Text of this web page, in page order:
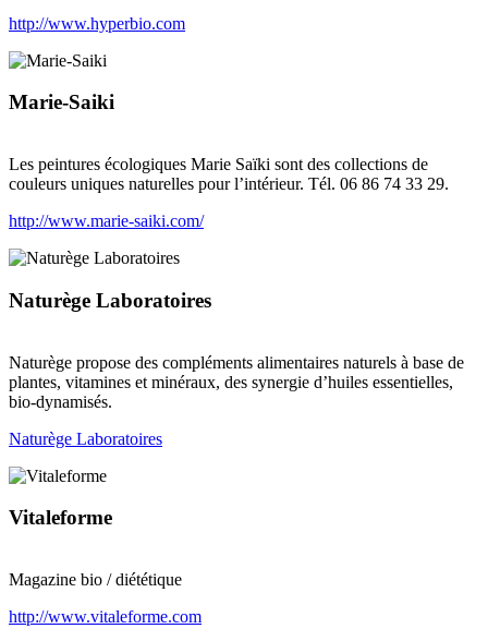
http://www.hyperbio.com
Marie-Saiki
Les peintures écologiques Marie Saïki sont des collections de
couleurs uniques naturelles pour l’intérieur. Tél. 06 86 74 33 29.
http://www.marie-saiki.com/
Naturège Laboratoires
Naturège propose des compléments alimentaires naturels à base de
plantes, vitamines et minéraux, des synergie d’huiles essentielles,
bio-dynamisés.
Naturège Laboratoires
Vitaleforme
Magazine bio / diététique
http://www.vitaleforme.com